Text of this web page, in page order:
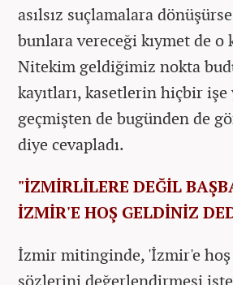
asılsız suçlamalara
bunlara vereceği kıymet de o
Nitekim geldiğimiz nokta
kayıtları, kasetlerin hiçbir işe
geçmişten de bugünden de
diye cevapladı.
"İZMİRLİLERE DEĞİL
İZMİR'E HOŞ GELDİNİZ
İzmir mitinginde, 'İzmir'e
sözlerini değerlendirmesi